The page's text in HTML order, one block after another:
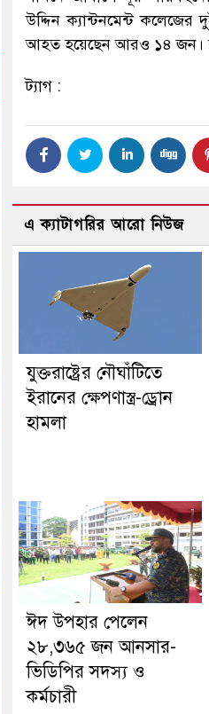
উদ্দিন ক্যান্টনমেন্ট
আহত হয়েছেন আরও ১৪ জন।
ট্যাগ :
এ ক্যাটাগরির আরো নিউজ
যুক্তরাষ্ট্রের নৌঘাঁটিতে
ইরানের ক্ষেপণাস্ত্র-ড্রোন
হামলা
ঈদ উপহার পেলেন
২৮,৩৬৫ জন আনসার-
ভিডিপির সদস্য ও
কর্মচারী